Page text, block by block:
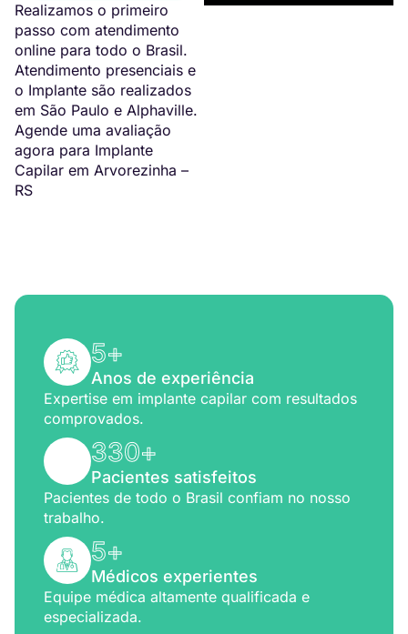
Realizamos o primeiro
passo com atendimento
online para todo o Brasil.
Atendimento presenciais e
o Implante são realizados
em São Paulo e Alphaville.
Agende uma avaliação
agora para Implante
Capilar em Arvorezinha –
RS
5+
Anos de experiência
Expertise em implante capilar com resultados
comprovados.
330+
Pacientes satisfeitos
Pacientes de todo o Brasil confiam no nosso
trabalho.
5+
Médicos experientes
Equipe médica altamente qualificada e
especializada.